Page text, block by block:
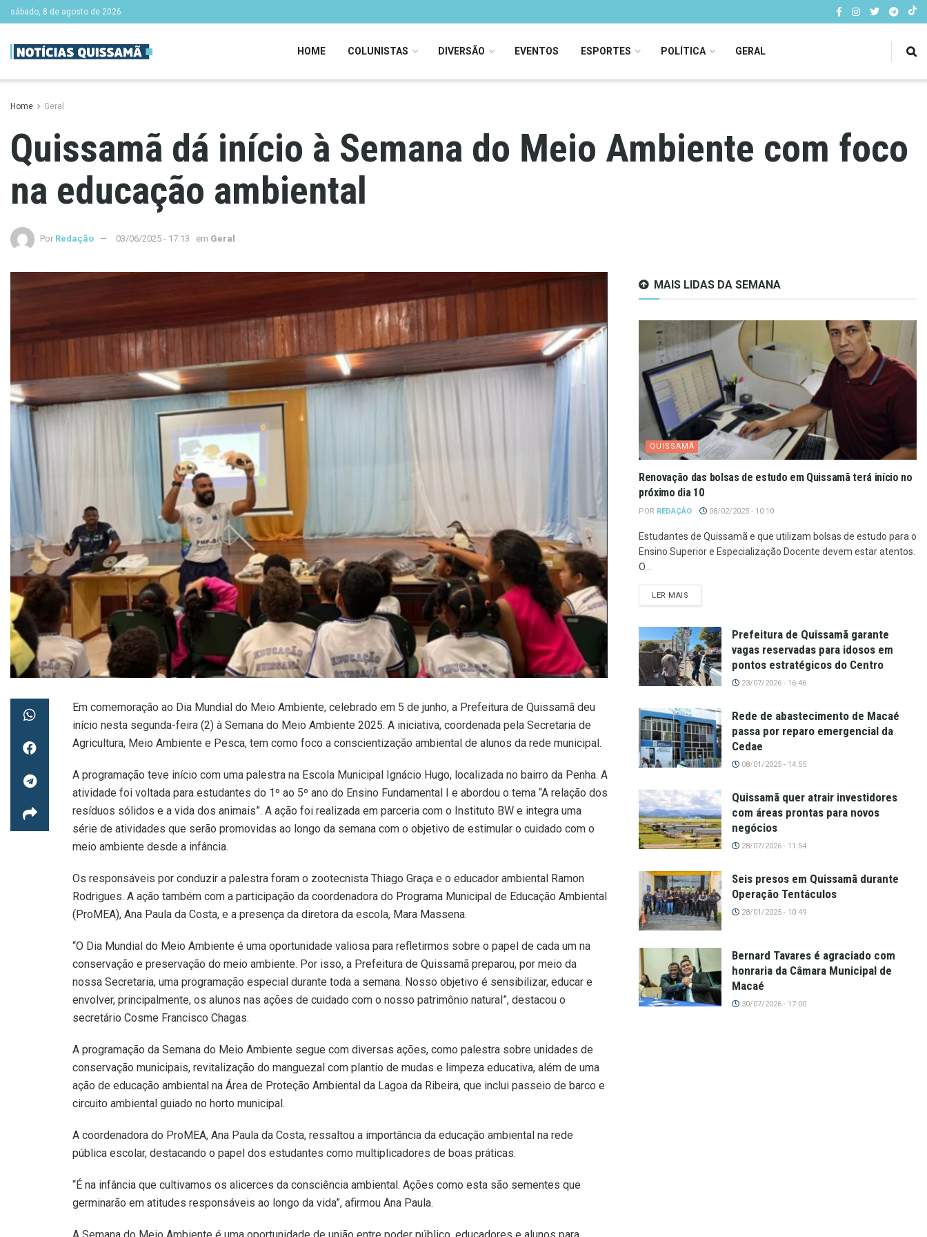
sábado, 8 de agosto de 2026
HOME COLUNISTAS DIVERSÃO EVENTOS ESPORTES POLÍTICA GERAL
Home Geral
Quissamã dá início à Semana do Meio Ambiente com foco
na educação ambiental
Por Redação 03/06/2025 - 17:13 em Geral
Em comemoração ao Dia Mundial do Meio Ambiente, celebrado em 5 de junho, a Prefeitura de Quissamã deu
início nesta segunda-feira (2) à Semana do Meio Ambiente 2025. A iniciativa, coordenada pela Secretaria de
Agricultura, Meio Ambiente e Pesca, tem como foco a conscientização ambiental de alunos da rede municipal.
A programação teve início com uma palestra na Escola Municipal Ignácio Hugo, localizada no bairro da Penha. A
atividade foi voltada para estudantes do 1º ao 5º ano do Ensino Fundamental I e abordou o tema “A relação dos
resíduos sólidos e a vida dos animais”. A ação foi realizada em parceria com o Instituto BW e integra uma
série de atividades que serão promovidas ao longo da semana com o objetivo de estimular o cuidado com o
meio ambiente desde a infância.
Os responsáveis por conduzir a palestra foram o zootecnista Thiago Graça e o educador ambiental Ramon
Rodrigues. A ação também com a participação da coordenadora do Programa Municipal de Educação Ambiental
(ProMEA), Ana Paula da Costa, e a presença da diretora da escola, Mara Massena.
“O Dia Mundial do Meio Ambiente é uma oportunidade valiosa para refletirmos sobre o papel de cada um na
conservação e preservação do meio ambiente. Por isso, a Prefeitura de Quissamã preparou, por meio da
nossa Secretaria, uma programação especial durante toda a semana. Nosso objetivo é sensibilizar, educar e
envolver, principalmente, os alunos nas ações de cuidado com o nosso patrimônio natural”, destacou o
secretário Cosme Francisco Chagas.
A programação da Semana do Meio Ambiente segue com diversas ações, como palestra sobre unidades de
conservação municipais, revitalização do manguezal com plantio de mudas e limpeza educativa, além de uma
ação de educação ambiental na Área de Proteção Ambiental da Lagoa da Ribeira, que inclui passeio de barco e
circuito ambiental guiado no horto municipal.
A coordenadora do ProMEA, Ana Paula da Costa, ressaltou a importância da educação ambiental na rede
pública escolar, destacando o papel dos estudantes como multiplicadores de boas práticas.
“É na infância que cultivamos os alicerces da consciência ambiental. Ações como esta são sementes que
germinarão em atitudes responsáveis ao longo da vida”, afirmou Ana Paula.
MAIS LIDAS DA SEMANA
QUISSAMÃ
Renovação das bolsas de estudo em Quissamã terá início no
próximo dia 10
POR REDAÇÃO 08/02/2025 - 10:10
Estudantes de Quissamã e que utilizam bolsas de estudo para o
Ensino Superior e Especialização Docente devem estar atentos.
O...
LER MAIS
Prefeitura de Quissamã garante
vagas reservadas para idosos em
pontos estratégicos do Centro
23/07/2026 - 16:46
Rede de abastecimento de Macaé
passa por reparo emergencial da
Cedae
08/01/2025 - 14:55
Quissamã quer atrair investidores
com áreas prontas para novos
negócios
28/07/2026 - 11:54
Seis presos em Quissamã durante
Operação Tentáculos
28/01/2025 - 10:49
Bernard Tavares é agraciado com
honraria da Câmara Municipal de
Macaé
30/07/2026 - 17:00